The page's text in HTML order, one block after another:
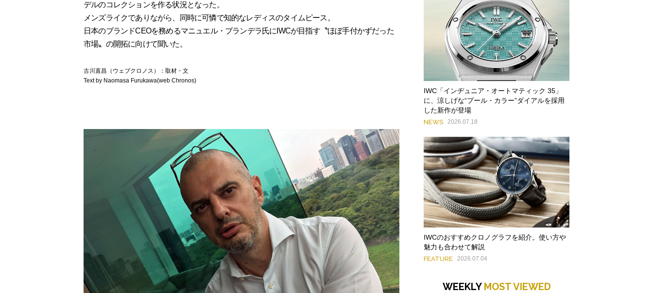
デルのコレクションを作る状況となった。
メンズライクでありながら、同時に可憐で知的なレディスのタイムピース。
日本のブランドCEOを務めるマニュエル・ブランデラ氏にIWCが目指す〝ほぼ手付かずだった
市場〟の開拓に向けて聞いた。
古川直昌（ウェブクロノス）：取材・文
Text by Naomasa Furukawa(web Chronos)
IWC「インヂュニア・オートマティック 35」
に、涼しげな“プール・カラー”ダイアルを採用
した新作が登場
NEWS 2026.07.18
IWCのおすすめクロノグラフを紹介。使い方や
魅力も合わせて解説
FEATURE 2026.07.04
WEEKLY MOST VIEWED